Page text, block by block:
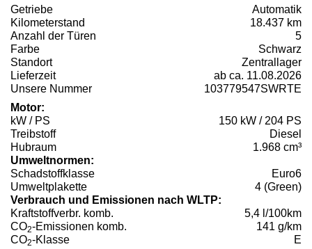
Getriebe
Automatik
Kilometerstand
18.437 km
Anzahl der Türen
5
Farbe
Schwarz
Standort
Zentrallager
Lieferzeit
ab ca. 11.08.2026
Unsere Nummer
103779547SWRTE
Motor:
kW / PS
150 kW / 204 PS
Treibstoff
Diesel
Hubraum
1.968 cm³
Umweltnormen:
Schadstoffklasse
Euro6
Umweltplakette
4 (Green)
Verbrauch und Emissionen nach WLTP:
Kraftstoffverbr. komb.
5,4 l/100km
CO2-Emissionen komb.
141 g/km
CO2-Klasse E